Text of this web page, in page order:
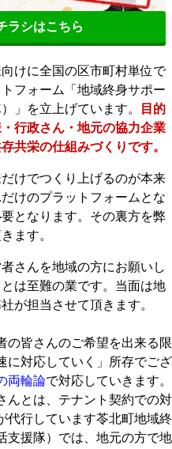
ラシはこちら
けに全国の区市町村単位で
フォーム「地域終身サポー
」を立上げています。
目的
行政さん・地元の協力企業
共栄の仕組みづくりです。
けでつくり上げるのが本来
けのプラットフォームとな
となります。その裏方を弊
ます。
さんを地域の方にお願いし
は至難の業です。当面は地
が担当させて頂きます。
の皆さんのご希望を出来る限
に対応していく
」所存でござ
両輪論で対応していきます。
んとは、テナント契約での対
代行しています苓北町地域終
支援隊）では、地元の方で地